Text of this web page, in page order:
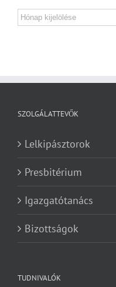
Archívum
SZOLGÁLATTEVŐK
Lelkipásztorok
Presbitérium
Igazgatótanács
Bizottságok
TUDNIVALÓK